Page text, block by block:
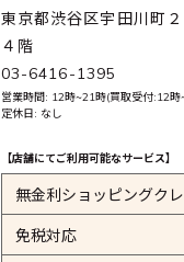
東京都渋谷区宇田川町
４階
03-6416-1395
営業時間: 12時~21時(買取受付:12時
定休日: なし
【店舗にてご利用可能なサービス】
無金利ショッピングク
免税対応